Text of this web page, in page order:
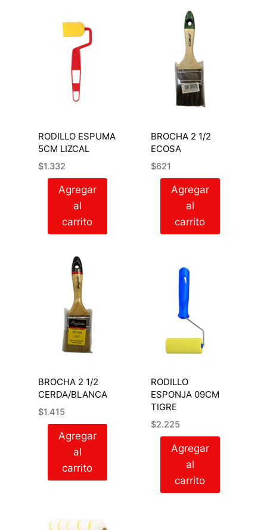
RODILLO ESPUMA
5CM LIZCAL
$1.332
Agregar
al
carrito
BROCHA 2 1/2
ECOSA
$621
Agregar
al
carrito
BROCHA 2 1/2
CERDA/BLANCA
$1.415
Agregar
al
carrito
RODILLO
ESPONJA 09CM
TIGRE
$2.225
Agregar
al
carrito